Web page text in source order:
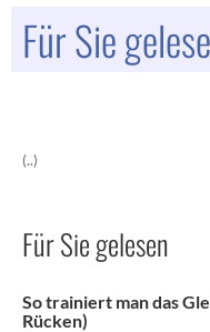
Für Sie
(..)
Für Sie gelesen
So trainiert man das
Rücken)